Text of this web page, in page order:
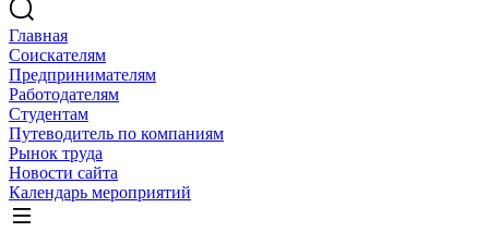
Главная
Соискателям
Предпринимателям
Работодателям
Студентам
Путеводитель по компаниям
Рынок труда
Новости сайта
Календарь мероприятий